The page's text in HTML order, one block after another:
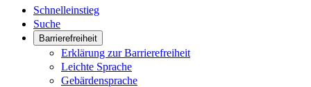
Schnelleinstieg
Suche
Barrierefreiheit
Erklärung zur Barrierefreiheit
Leichte Sprache
Gebärdensprache